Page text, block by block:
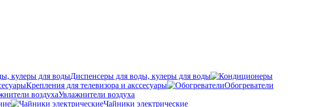
Диспенсеры для воды, кулеры для воды
Крепления для телевизора и акссесуары
Обогреватели
Увлажнители воздуха
Чайники электрические